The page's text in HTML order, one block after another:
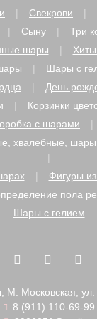
Свекрови
Сыну
Три
шары
Шары с
День
Корзинки
с шарами
хвалебные,
Фигуры
пола
Шары с гелием
М. Московская,
8 (911) 110-69-99